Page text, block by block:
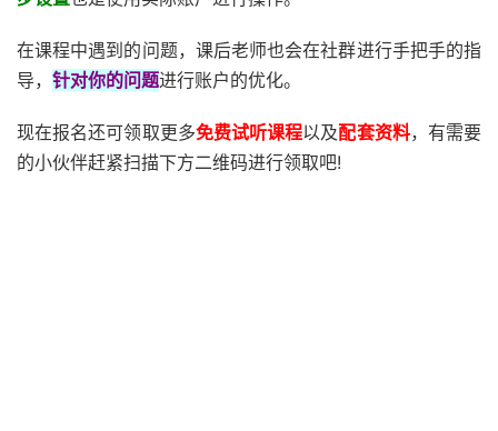
在课程中遇到的问题，课后老师也会在社群进行手把手的指
导， 针对你的问题进行账户的优化。
现在报名还可领取更多免费试听课程以及配套资料，有需要
的小伙伴赶紧扫描下方二维码进行领取吧!